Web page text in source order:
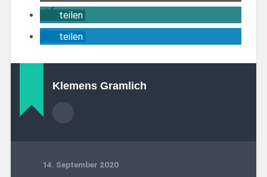
teilen
teilen
Klemens Gramlich
14. September 2020